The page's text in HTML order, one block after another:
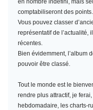
en nombre indéfini, mais
comptabiliseront des points.
Vous pouvez classer
représentatif de l’actualité,
récentes.
Bien évidemment, l’album
pouvoir être classé.
Tout le monde est le
rendre plus attractif, je
hebdomadaire, les charts-